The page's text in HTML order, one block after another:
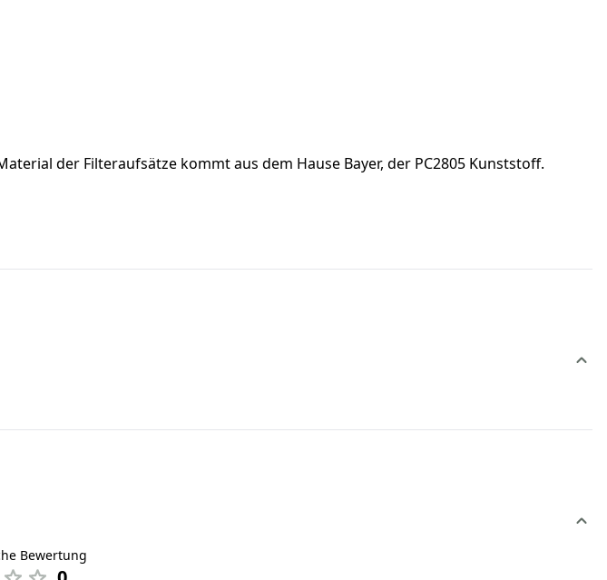
der Filteraufsätze kommt aus dem Hause Bayer, der PC2805 Kunststoff.
Bewertung